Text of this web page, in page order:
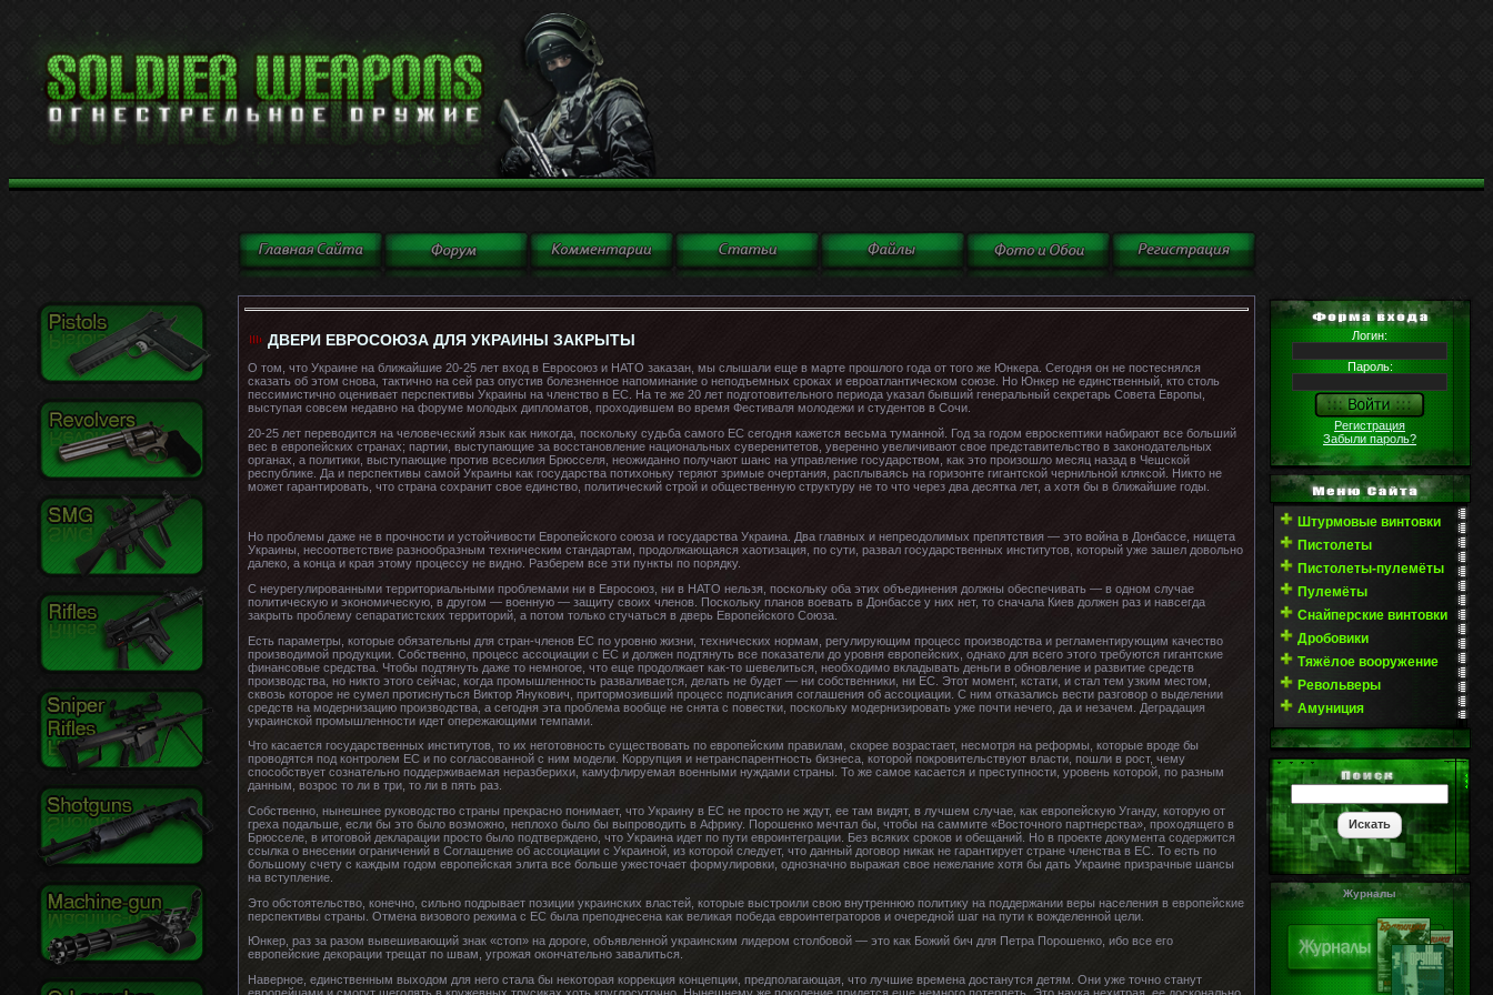
ДВЕРИ ЕВРОСОЮЗА ДЛЯ УКРАИНЫ ЗАКРЫТЫ
О том, что Украине на ближайшие 20-25 лет вход в Евросоюз и НАТО заказан, мы слышали еще в марте прошлого года от того же Юнкера. Сегодня он не постеснялся
сказать об этом снова, тактично на сей раз опустив болезненное напоминание о неподъемных сроках и евроатлантическом союзе. Но Юнкер не единственный, кто столь
пессимистично оценивает перспективы Украины на членство в ЕС. На те же 20 лет подготовительного периода указал бывший генеральный секретарь Совета Европы,
выступая совсем недавно на форуме молодых дипломатов, проходившем во время Фестиваля молодежи и студентов в Сочи.
20-25 лет переводится на человеческий язык как никогда, поскольку судьба самого ЕС сегодня кажется весьма туманной. Год за годом евроскептики набирают все больший
вес в европейских странах; партии, выступающие за восстановление национальных суверенитетов, уверенно увеличивают свое представительство в законодательных
органах, а политики, выступающие против всесилия Брюсселя, неожиданно получают шанс на управление государством, как это произошло месяц назад в Чешской
республике. Да и перспективы самой Украины как государства потихоньку теряют зримые очертания, расплываясь на горизонте гигантской чернильной кляксой. Никто не
может гарантировать, что страна сохранит свое единство, политический строй и общественную структуру не то что через два десятка лет, а хотя бы в ближайшие годы.
Но проблемы даже не в прочности и устойчивости Европейского союза и государства Украина. Два главных и непреодолимых препятствия — это война в Донбассе, нищета
Украины, несоответствие разнообразным техническим стандартам, продолжающаяся хаотизация, по сути, развал государственных институтов, который уже зашел довольно
далеко, а конца и края этому процессу не видно. Разберем все эти пункты по порядку.
С неурегулированными территориальными проблемами ни в Евросоюз, ни в НАТО нельзя, поскольку оба этих объединения должны обеспечивать — в одном случае
политическую и экономическую, в другом — военную — защиту своих членов. Поскольку планов воевать в Донбассе у них нет, то сначала Киев должен раз и навсегда
закрыть проблему сепаратистских территорий, а потом только стучаться в дверь Европейского Союза.
Есть параметры, которые обязательны для стран-членов ЕС по уровню жизни, технических нормам, регулирующим процесс производства и регламентирующим качество
производимой продукции. Собственно, процесс ассоциации с ЕС и должен подтянуть все показатели до уровня европейских, однако для всего этого требуются гигантские
финансовые средства. Чтобы подтянуть даже то немногое, что еще продолжает как-то шевелиться, необходимо вкладывать деньги в обновление и развитие средств
производства, но никто этого сейчас, когда промышленность разваливается, делать не будет — ни собственники, ни ЕС. Этот момент, кстати, и стал тем узким местом,
сквозь которое не сумел протиснуться Виктор Янукович, притормозивший процесс подписания соглашения об ассоциации. С ним отказались вести разговор о выделении
средств на модернизацию производства, а сегодня эта проблема вообще не снята с повестки, поскольку модернизировать уже почти нечего, да и незачем. Деградация
украинской промышленности идет опережающими темпами.
Что касается государственных институтов, то их неготовность существовать по европейским правилам, скорее возрастает, несмотря на реформы, которые вроде бы
проводятся под контролем ЕС и по согласованной с ним модели. Коррупция и нетранспарентность бизнеса, которой покровительствуют власти, пошли в рост, чему
способствует сознательно поддерживаемая неразберихи, камуфлируемая военными нуждами страны. То же самое касается и преступности, уровень которой, по разным
данным, возрос то ли в три, то ли в пять раз.
Собственно, нынешнее руководство страны прекрасно понимает, что Украину в ЕС не просто не ждут, ее там видят, в лучшем случае, как европейскую Уганду, которую от
греха подальше, если бы это было возможно, неплохо было бы выпроводить в Африку. Порошенко мечтал бы, чтобы на саммите «Восточного партнерства», проходящего в
Брюсселе, в итоговой декларации просто было подтверждено, что Украина идет по пути евроинтеграции. Без всяких сроков и обещаний. Но в проекте документа содержится
ссылка о внесении ограничений в Соглашение об ассоциации с Украиной, из которой следует, что данный договор никак не гарантирует стране членства в ЕС. То есть по
большому счету с каждым годом европейская элита все больше ужесточает формулировки, однозначно выражая свое нежелание хотя бы дать Украине призрачные шансы
на вступление.
Это обстоятельство, конечно, сильно подрывает позиции украинских властей, которые выстроили свою внутреннюю политику на поддержании веры населения в европейские
перспективы страны. Отмена визового режима с ЕС была преподнесена как великая победа евроинтеграторов и очередной шаг на пути к вожделенной цели.
Юнкер, раз за разом вывешивающий знак «стоп» на дороге, объявленной украинским лидером столбовой — это как Божий бич для Петра Порошенко, ибо все его
европейские декорации трещат по швам, угрожая окончательно завалиться.
Наверное, единственным выходом для него стала бы некоторая коррекция концепции, предполагающая, что лучшие времена достанутся детям. Они уже точно станут
Логин:
Пароль:
Регистрация
Забыли пароль?
Штурмовые винтовки
Пистолеты
Пистолеты-пулемёты
Пулемёты
Снайперские винтовки
Дробовики
Тяжёлое вооружение
Револьверы
Амуниция
Журналы